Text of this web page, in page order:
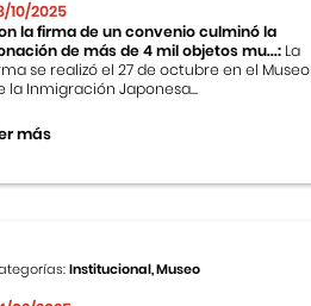
10/2025
la firma de un convenio culminó la
de más de 4 mil objetos mu...: La
se realizó el 27 de octubre en el Museo
la Inmigración Japonesa...
más
Institucional, Museo